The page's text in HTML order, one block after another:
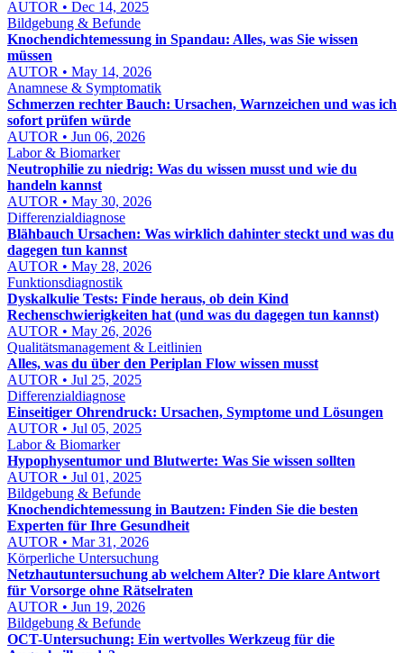
AUTOR • Dec 14, 2025
Bildgebung & Befunde
Knochendichtemessung in Spandau: Alles, was Sie wissen
müssen
AUTOR • May 14, 2026
Anamnese & Symptomatik
Schmerzen rechter Bauch: Ursachen, Warnzeichen und was ich
sofort prüfen würde
AUTOR • Jun 06, 2026
Labor & Biomarker
Neutrophilie zu niedrig: Was du wissen musst und wie du
handeln kannst
AUTOR • May 30, 2026
Differenzialdiagnose
Blähbauch Ursachen: Was wirklich dahinter steckt und was du
dagegen tun kannst
AUTOR • May 28, 2026
Funktionsdiagnostik
Dyskalkulie Tests: Finde heraus, ob dein Kind
Rechenschwierigkeiten hat (und was du dagegen tun kannst)
AUTOR • May 26, 2026
Qualitätsmanagement & Leitlinien
Alles, was du über den Periplan Flow wissen musst
AUTOR • Jul 25, 2025
Differenzialdiagnose
Einseitiger Ohrendruck: Ursachen, Symptome und Lösungen
AUTOR • Jul 05, 2025
Labor & Biomarker
Hypophysentumor und Blutwerte: Was Sie wissen sollten
AUTOR • Jul 01, 2025
Bildgebung & Befunde
Knochendichtemessung in Bautzen: Finden Sie die besten
Experten für Ihre Gesundheit
AUTOR • Mar 31, 2026
Körperliche Untersuchung
Netzhautuntersuchung ab welchem Alter? Die klare Antwort
für Vorsorge ohne Rätselraten
AUTOR • Jun 19, 2026
Bildgebung & Befunde
OCT-Untersuchung: Ein wertvolles Werkzeug für die